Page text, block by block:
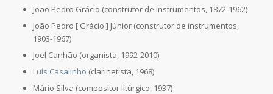
João Pedro Grácio (construtor de instrumentos, 1872-1962)
João Pedro [ Grácio ] Júnior (construtor de instrumentos,
1903-1967)
Joel Canhão (organista, 1992-2010)
Luís Casalinho (clarinetista, 1968)
Mário Silva (compositor litúrgico, 1937)